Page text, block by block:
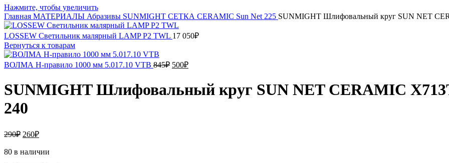
Нажмите, чтобы увеличить
Главная МАТЕРИАЛЫ Абразивы SUNMIGHT СЕТКА CERAMIC Sun Net 225 SUNMIGHT Шлифовальный круг SUN NET
LOSSEW Светильник малярный LAMP P2 TWL 17 050₽
Вернуться к товарам
ВОЛМА Н-правило 1000 мм 5.017.10 VTB 845₽ Первоначальная
845₽.
500₽Текущая
SUNMIGHT Шлифовальный круг SUN NET CERAMIC
240
290₽ Первоначальная
составляла
260₽Текущая
260₽.
80 в наличии